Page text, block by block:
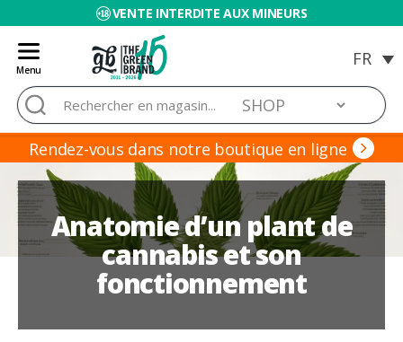
VENTE INTERDITE AUX MINEURS
Menu
Blog
de
Grow
Barato
Rechercher :
Rendez-vous dans notre boutique en ligne
Anatomie d’un plant de
cannabis et son
fonctionnement